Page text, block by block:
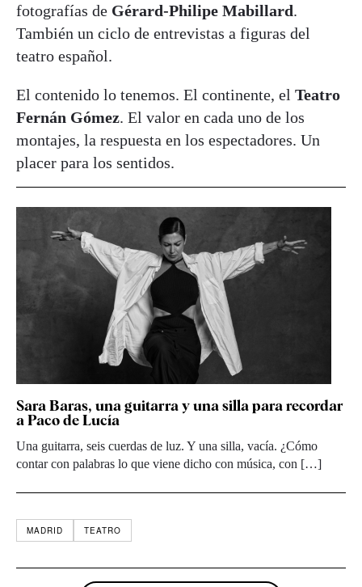
fotografías de Gérard-Philipe Mabillard.
También un ciclo de entrevistas a figuras del
teatro español.
El contenido lo tenemos. El continente, el Teatro
Fernán Gómez. El valor en cada uno de los
montajes, la respuesta en los espectadores. Un
placer para los sentidos.
Sara Baras, una guitarra y una silla para recordar
a Paco de Lucía
Una guitarra, seis cuerdas de luz. Y una silla, vacía. ¿Cómo
contar con palabras lo que viene dicho con música, con […]
MADRID TEATRO